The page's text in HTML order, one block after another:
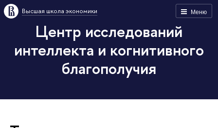
Меню
Высшая школа экономики
Центр исследований
интеллекта и когнитивного
благополучия